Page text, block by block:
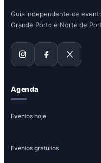
Guia independente de
Grande Porto e Norte de
Agenda
Eventos hoje
Eventos gratuitos